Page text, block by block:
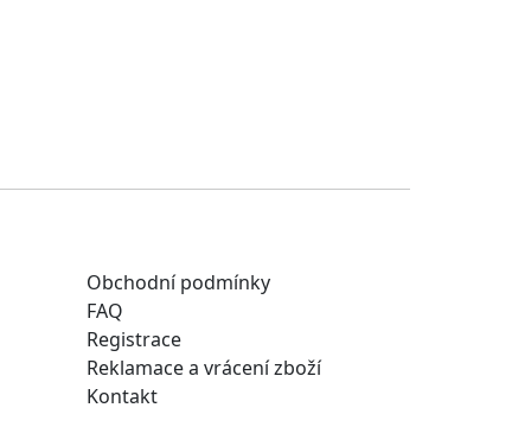
Obchodní podmínky
FAQ
Registrace
Reklamace a vrácení zboží
Kontakt